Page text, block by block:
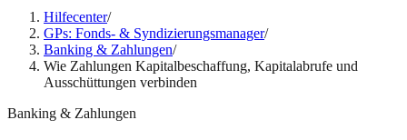
Hilfecenter/
GPs: Fonds- & Syndizierungsmanager/
Banking & Zahlungen/
Wie Zahlungen Kapitalbeschaffung, Kapitalabrufe und
Ausschüttungen verbinden
Banking & Zahlungen